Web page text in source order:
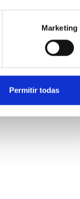
Marketing
Permitir todas
Scales
of star-forming
appear random